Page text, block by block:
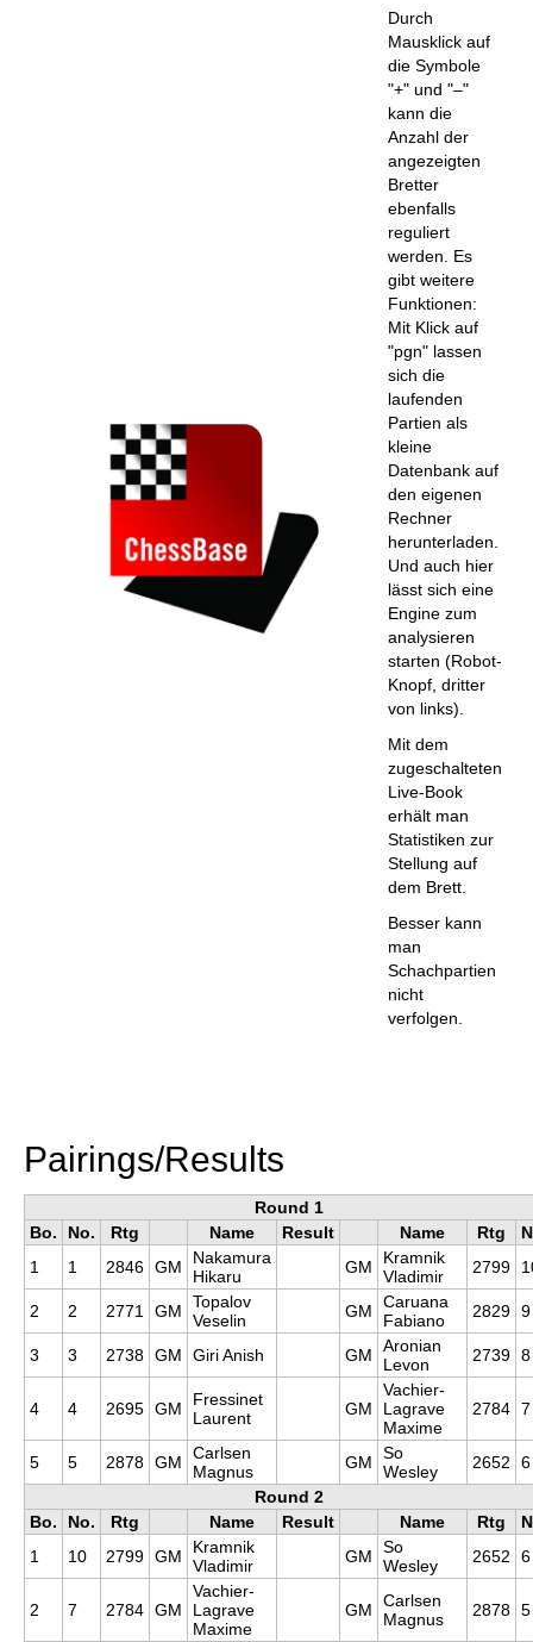
Durch
Mausklick auf
die Symbole
"+" und "–"
kann die
Anzahl der
angezeigten
Bretter
ebenfalls
reguliert
werden. Es
gibt weitere
Funktionen:
Mit Klick auf
"pgn" lassen
sich die
laufenden
Partien als
kleine
Datenbank auf
den eigenen
Rechner
herunterladen.
Und auch hier
lässt sich eine
Engine zum
analysieren
starten (Robot-
Knopf, dritter
von links).
Mit dem
zugeschalteten
Live-Book
erhält man
Statistiken zur
Stellung auf
dem Brett.
Besser kann
man
Schachpartien
nicht
verfolgen.
Pairings/Results
Round 1
Bo.
No. Rtg Name Result Name Rtg
1
1 2846 GM
Nakamura
Hikaru
GM
Kramnik
Vladimir
2799
2 2 2771 GM
Topalov
Veselin
GM
Caruana
Fabiano
2829 9
3 3 2738 GM Giri Anish GM
Aronian
Levon
2739 8
4 4 2695 GM
Fressinet
Laurent
GM
Vachier-
Lagrave
Maxime
2784 7
5 5 2878 GM
Carlsen
Magnus
GM
So
Wesley
2652
6
Round 2
Bo.
No. Rtg Name Result Name Rtg
1
10 2799 GM
Kramnik
Vladimir
GM
So
Wesley
2652 6
2 7 2784 GM
Vachier-
Lagrave
Maxime
GM
Carlsen
Magnus
2878 5